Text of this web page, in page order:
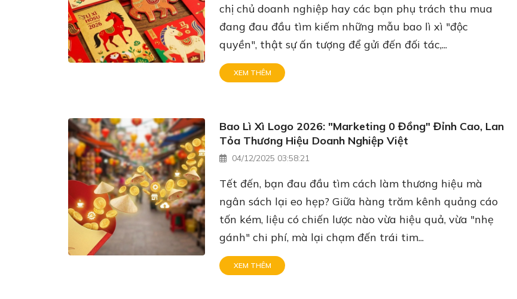
chị chủ doanh nghiệp hay các bạn phụ trách thu mua
đang đau đầu tìm kiếm những mẫu bao lì xì "độc
quyền", thật sự ấn tượng để gửi đến đối tác,...
XEM THÊM
Bao Lì Xì Logo 2026: "Marketing 0 Đồng" Đỉnh Cao, Lan
Tỏa Thương Hiệu Doanh Nghiệp Việt
04/12/2025 03:58:21
Tết đến, bạn đau đầu tìm cách làm thương hiệu mà
ngân sách lại eo hẹp? Giữa hàng trăm kênh quảng cáo
tốn kém, liệu có chiến lược nào vừa hiệu quả, vừa "nhẹ
gánh" chi phí, mà lại chạm đến trái tim...
XEM THÊM